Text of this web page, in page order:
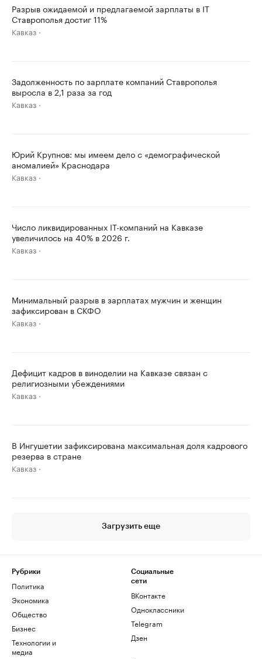
Разрыв ожидаемой и предлагаемой зарплаты в IT
Ставрополья достиг 11%
Кавказ
Задолженность по зарплате компаний Ставрополья
выросла в 2,1 раза за год
Кавказ
Юрий Крупнов: мы имеем дело с «демографической
аномалией» Краснодара
Кавказ
Число ликвидированных IT-компаний на Кавказе
увеличилось на 40% в 2026 г.
Кавказ
Минимальный разрыв в зарплатах мужчин и женщин
зафиксирован в СКФО
Кавказ
Дефицит кадров в виноделии на Кавказе связан с
религиозными убеждениями
Кавказ
В Ингушетии зафиксирована максимальная доля кадрового
резерва в стране
Кавказ
Загрузить еще
Рубрики
Политика
Экономика
Общество
Бизнес
Технологии и
медиа
Социальные
сети
ВКонтакте
Одноклассники
Telegram
Дзен